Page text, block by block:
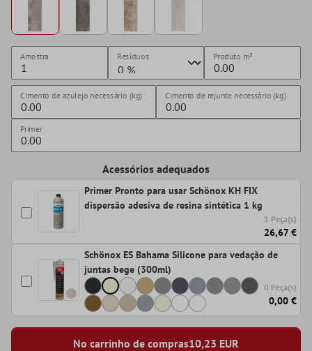
Amostra Resíduos Produto m²
Cimento de azulejo necessário (kg) Cimento de rejunte necessário (kg)
Primer
Acessórios adequados
Primer Pronto para usar Schönox KH FIX
dispersão adesiva de resina sintética 1 kg
1 Peça(s)
26,67 €
Schönox ES Bahama Silicone para vedação de
juntas bege (300ml)
0 Peça(s)
0,00 €
No carrinho de compras10,23 EUR